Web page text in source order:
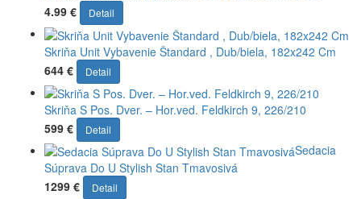
4.99 €
Detail
Skriňa Unit Vybavenie Štandard , Dub/biela, 182x242 Cm
644 €
Detail
Skriňa S Pos. Dver. – Hor.ved. Feldkirch 9, 226/210
599 €
Detail
Sedacia
Súprava Do U Stylish Stan Tmavosivá
1299 €
Detail